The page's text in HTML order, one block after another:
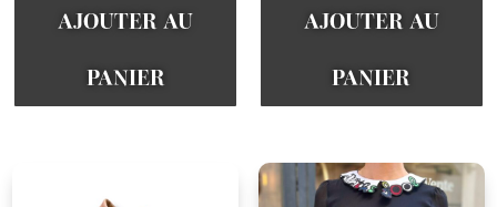
AJOUTER AU
PANIER
AJOUTER AU
PANIER